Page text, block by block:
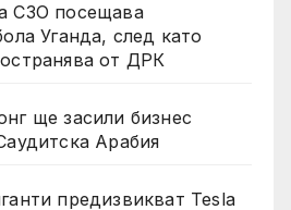
СЗО посещава
Уганда, след като
от ДРК
ще засили бизнес
Арабия
предизвикват Tesla